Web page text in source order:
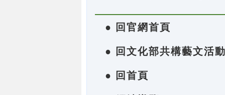
● 回官網首頁
● 回文化部共構藝文活
● 回首頁